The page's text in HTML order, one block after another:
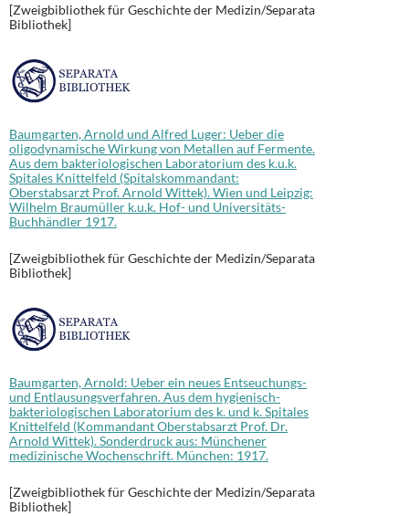
[Zweigbibliothek für Geschichte der Medizin/Separata
Bibliothek]
Baumgarten, Arnold und Alfred Luger: Ueber die
oligodynamische Wirkung von Metallen auf Fermente.
Aus dem bakteriologischen Laboratorium des k.u.k.
Spitales Knittelfeld (Spitalskommandant:
Oberstabsarzt Prof. Arnold Wittek). Wien und Leipzig:
Wilhelm Braumüller k.u.k. Hof- und Universitäts-
Buchhändler 1917.
[Zweigbibliothek für Geschichte der Medizin/Separata
Bibliothek]
Baumgarten, Arnold: Ueber ein neues Entseuchungs-
und Entlausungsverfahren. Aus dem hygienisch-
bakteriologischen Laboratorium des k. und k. Spitales
Knittelfeld (Kommandant Oberstabsarzt Prof. Dr.
Arnold Wittek). Sonderdruck aus: Münchener
medizinische Wochenschrift. München: 1917.
[Zweigbibliothek für Geschichte der Medizin/Separata
Bibliothek]